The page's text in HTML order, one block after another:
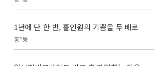
1년에 단 한 번, 홀인원의 기쁨을 두 배로
홍*동